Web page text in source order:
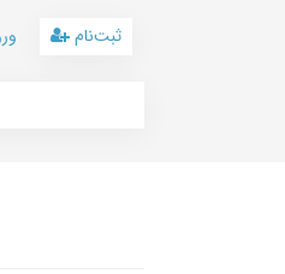
ثبت‌نام